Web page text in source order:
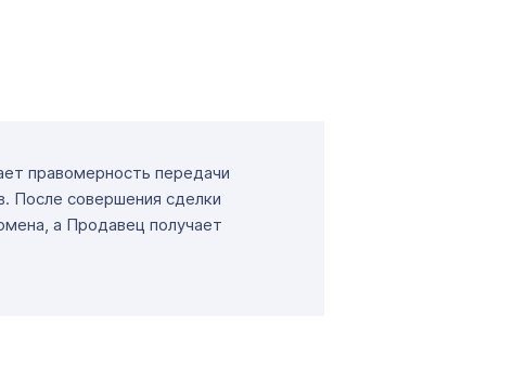
правомерность передачи
После совершения сделки
а Продавец получает